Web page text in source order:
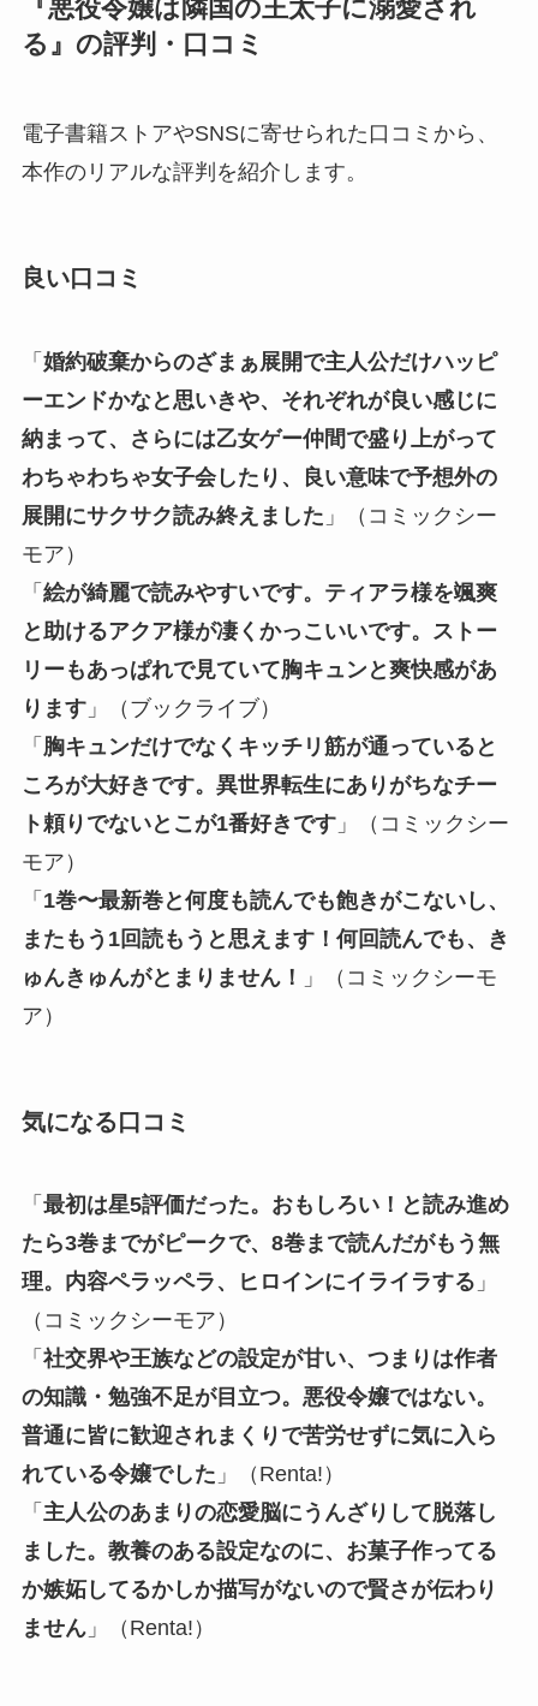
『悪役令嬢は隣国の王太子に溺愛され
る』の評判・口コミ
電子書籍ストアやSNSに寄せられた口コミから、
本作のリアルな評判を紹介します。
良い口コミ
「 婚約破棄からのざまぁ展開で主人公だけハッピ
ーエンドかなと思いきや、それぞれが良い感じに
納まって、さらには乙女ゲー仲間で盛り上がって
わちゃわちゃ女子会したり、良い意味で予想外の
展開にサクサク読み終えました 」（コミックシー
モア）
「 絵が綺麗で読みやすいです。ティアラ様を颯爽
と助けるアクア様が凄くかっこいいです。ストー
リーもあっぱれで見ていて胸キュンと爽快感があ
ります」（ブックライブ）
「 胸キュンだけでなくキッチリ筋が通っていると
ころが大好きです。異世界転生にありがちなチー
ト頼りでないとこが1番好きです」（コミックシー
モア）
「 1巻〜最新巻と何度も読んでも飽きがこないし、
またもう1回読もうと思えます！何回読んでも、き
ゅんきゅんがとまりません！
」（コミックシーモ
ア）
気になる口コミ
「 最初は星5評価だった。おもしろい！と読み進め
たら3巻までがピークで、8巻まで読んだがもう無
理。内容ペラッペラ、ヒロインにイライラする 」
（コミックシーモア）
「 社交界や王族などの設定が甘い、つまりは作者
の知識・勉強不足が目立つ。悪役令嬢ではない。
普通に皆に歓迎されまくりで苦労せずに気に入ら
れている令嬢でした 」（Renta!）
「 主人公のあまりの恋愛脳にうんざりして脱落し
ました。教養のある設定なのに、お菓子作ってる
か嫉妬してるかしか描写がないので賢さが伝わり
ません」（Renta!）